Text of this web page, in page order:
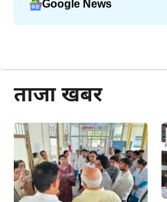
Google News
ताजा खबर